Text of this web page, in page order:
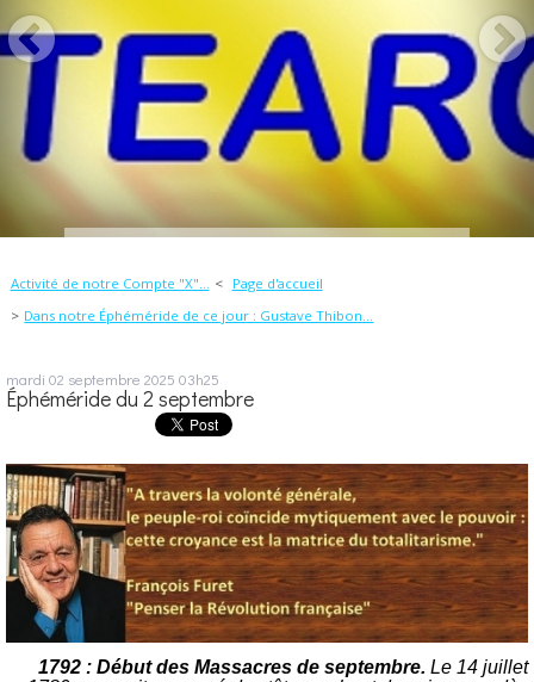
Activité de notre Compte "X"...
Page d'accueil
Dans notre Éphéméride de ce jour : Gustave Thibon...
mardi 02 septembre 2025 03h25
Éphéméride du 2 septembre
1792 : Début des Massacres de septembre. Le 14 juillet